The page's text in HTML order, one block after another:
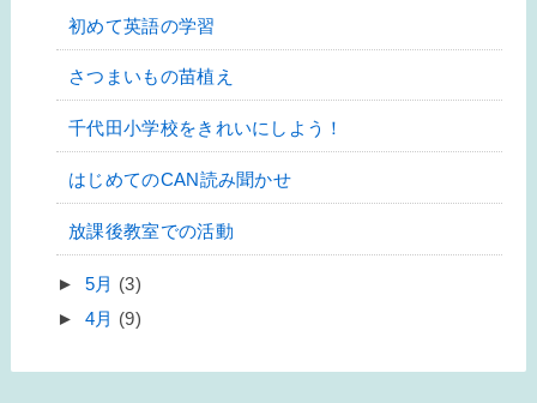
初めて英語の学習
さつまいもの苗植え
千代田小学校をきれいにしよう！
はじめてのCAN読み聞かせ
放課後教室での活動
► 5月 (3)
► 4月 (9)